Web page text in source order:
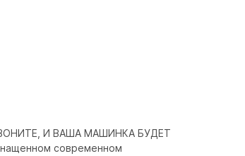
И ВАША МАШИНКА БУДЕТ
современном